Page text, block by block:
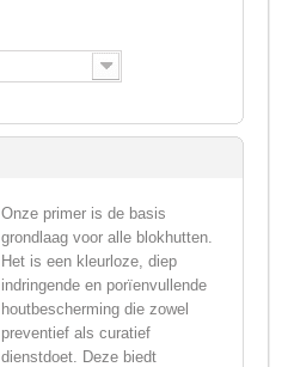
Onze primer is de basis
grondlaag voor alle blokhutten.
Het is een kleurloze, diep
indringende en porïenvullende
houtbescherming die zowel
preventief als curatief
dienstdoet. Deze biedt